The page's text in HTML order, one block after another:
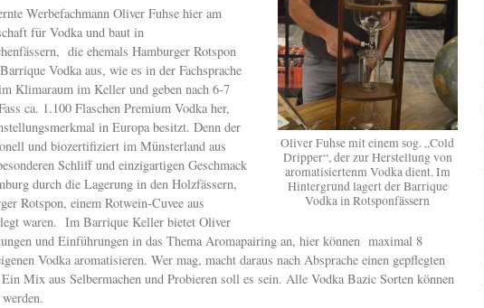
Oliver Fuhse mit einem sog. „Cold
Dripper“, der zur Herstellung von
aromatisiertenm Vodka dient. Im
Hintergrund lagert der Barrique
Vodka in Rotsponfässern
Werbefachmann Oliver Fuhse hier am
für Vodka und baut in
die ehemals Hamburger Rotspon
Vodka aus, wie es in der Fachsprache
Klimaraum im Keller und geben nach 6-7
ca. 1.100 Flaschen Premium Vodka her,
in Europa besitzt. Denn der
und biozertifiziert im Münsterland aus
Schliff und einzigartigen Geschmack
durch die Lagerung in den Holzfässern,
Rotspon, einem Rotwein-Cuvee aus
waren. Im Barrique Keller bietet Oliver
und Einführungen in das Thema Aromapairing an, hier können maximal 8
Vodka aromatisieren. Wer mag, macht daraus nach Absprache einen gepflegten
Mix aus Selbermachen und Probieren soll es sein. Alle Vodka Bazic Sorten können